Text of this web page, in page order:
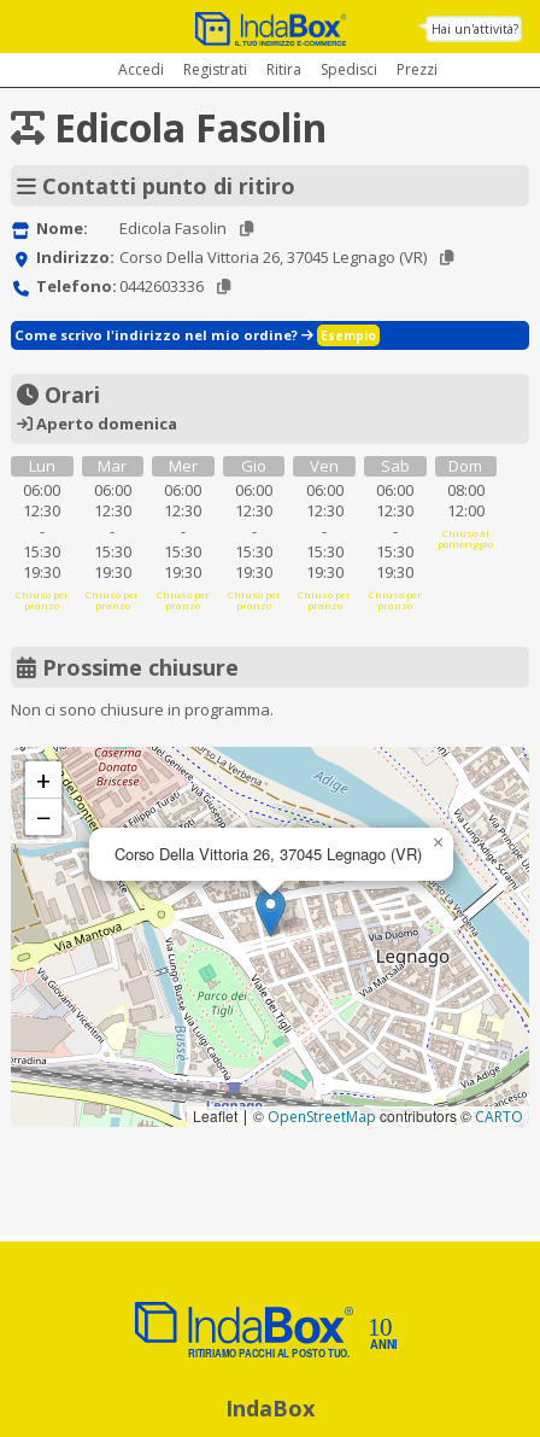
Hai un'attività?
Accedi Registrati Ritira Spedisci Prezzi
Edicola Fasolin
Contatti punto di ritiro
Nome:
Edicola Fasolin
Indirizzo: Corso Della Vittoria 26, 37045 Legnago (VR)
Telefono: 0442603336
Come scrivo l'indirizzo nel mio ordine? Esempio
Orari
Aperto domenica
Lun
06:00
12:30
-
15:30
19:30
Chiuso per
pranzo
Mar
06:00
12:30
-
15:30
19:30
Chiuso per
pranzo
Mer
06:00
12:30
-
15:30
19:30
Chiuso per
pranzo
Gio
06:00
12:30
-
15:30
19:30
Chiuso per
pranzo
Ven
06:00
12:30
-
15:30
19:30
Chiuso per
pranzo
Sab
06:00
12:30
-
15:30
19:30
Chiuso per
pranzo
Dom
08:00
12:00
Chiuso al
pomeriggio
Prossime chiusure
Non ci sono chiusure in programma.
Corso Della Vittoria 26, 37045 Legnago (VR) ×
+
−
Leaflet|© OpenStreetMapcontributors ©CARTO
IndaBox